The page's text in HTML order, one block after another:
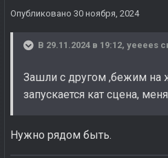
Опубликовано 30 ноября, 2024
В 29.11.2024 в 19:12, yeeees
Зашли с другом ,бежим на
запускается кат сцена,
Нужно рядом быть.